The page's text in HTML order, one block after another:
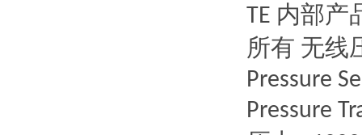
TE 内部产
所有 无线
Pressure
Pressure